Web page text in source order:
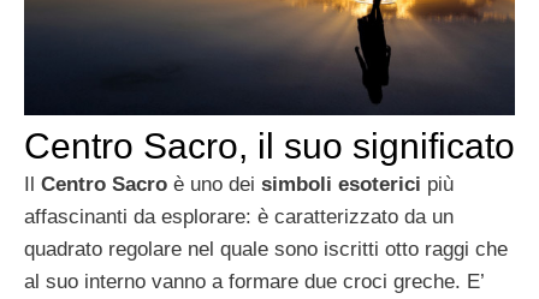
Centro Sacro, il suo significato
Centro Sacro è uno dei simboli esoterici più
affascinanti da esplorare: è caratterizzato da un
quadrato regolare nel quale sono iscritti otto raggi che
al suo interno vanno a formare due croci greche. E’